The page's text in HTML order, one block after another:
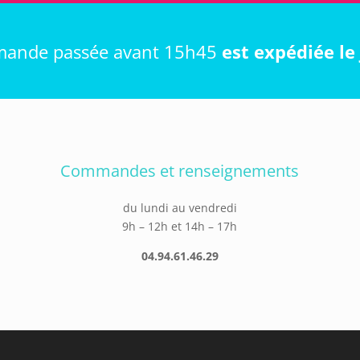
passée avant 15h45 est expédiée
Commandes et renseignements
du lundi au vendredi
9h – 12h et 14h – 17h
04.94.61.46.29